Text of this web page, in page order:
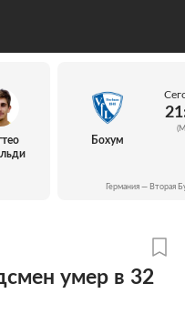
Бохум
Германия — Вторая
умер в 32